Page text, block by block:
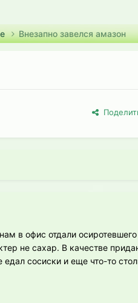
Внезапно завелся амазон
в офис отдали
не сахар. В качестве
сосиски и еще что-то